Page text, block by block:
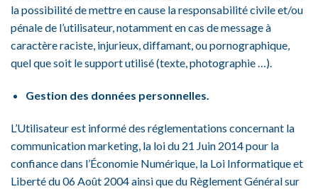
la possibilité de mettre en cause la responsabilité civile et/ou
pénale de l’utilisateur, notamment en cas de message à
caractère raciste, injurieux, diffamant, ou pornographique,
quel que soit le support utilisé (texte, photographie …).
Gestion des données personnelles.
L’Utilisateur est informé des réglementations concernant la
communication marketing, la loi du 21 Juin 2014 pour la
confiance dans l’Économie Numérique, la Loi Informatique et
Liberté du 06 Août 2004 ainsi que du Règlement Général sur